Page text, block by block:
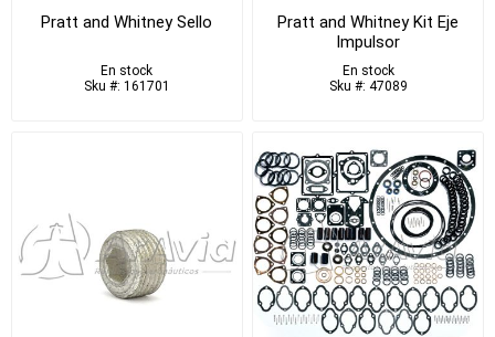
Pratt and Whitney Sello
En stock
Sku #: 161701
Pratt and Whitney Kit Eje
Impulsor
En stock
Sku #: 47089